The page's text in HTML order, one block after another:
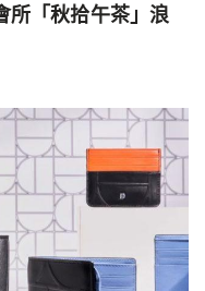
所「秋拾午茶」浪